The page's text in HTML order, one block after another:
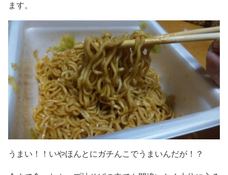
ます。
うまい！！いやほんとにガチんこでうまいんだが！？